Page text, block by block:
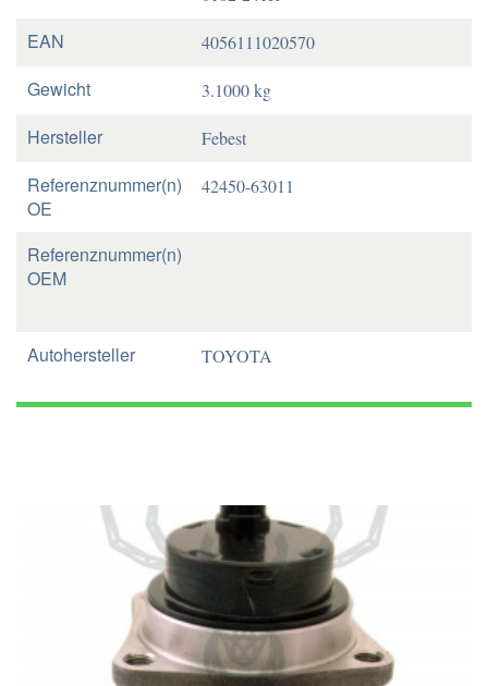
EAN 4056111020570
Gewicht 3.1000 kg
Hersteller Febest
Referenznummer(n)
OE
42450-63011
Referenznummer(n)
OEM
Autohersteller TOYOTA